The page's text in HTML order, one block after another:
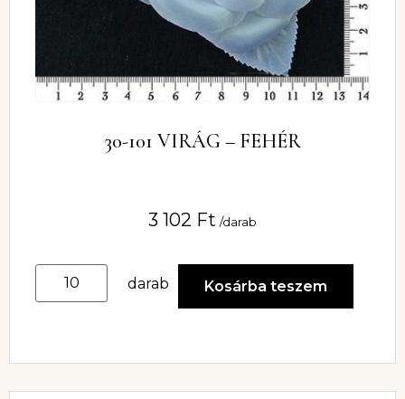
30-101 VIRÁG – FEHÉR
3 102 Ft /darab
darab Kosárba teszem